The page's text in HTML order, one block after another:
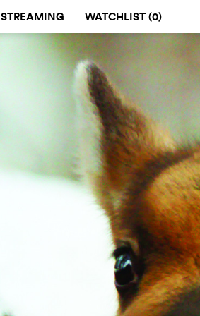
STREAMING WATCHLIST (0)